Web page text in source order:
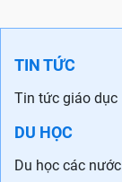
TIN TỨC
Tin tức giáo dục
DU HỌC
Du học các nước